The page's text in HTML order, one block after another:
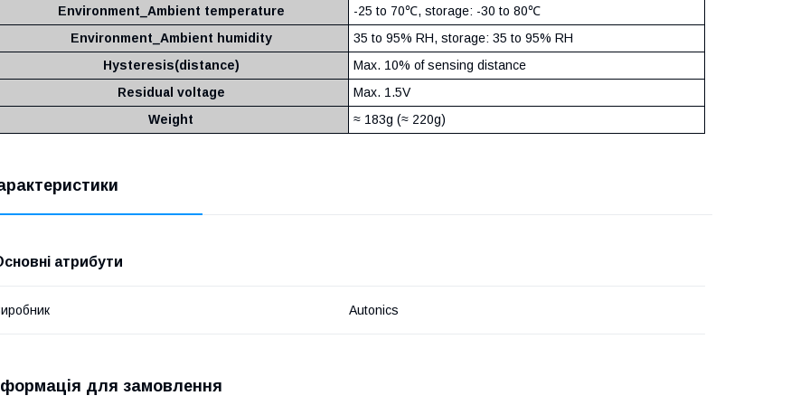
Environment_Ambient temperature
-25 to 70℃, storage: -30 to 80℃
Environment_Ambient humidity
35 to 95% RH, storage: 35 to 95% RH
Hysteresis(distance)
Max. 10% of sensing distance
Residual voltage
Max. 1.5V
Weight
≈ 183g (≈ 220g)
атрибути
Autonics
для замовлення